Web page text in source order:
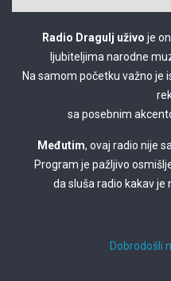
Radio Dragulj uživo je
ljubiteljima narodne
Na samom početku važno je
sa posebnim
Međutim, ovaj radio nije
Program je pažljivo
da sluša radio kakav je
Dobrodošli